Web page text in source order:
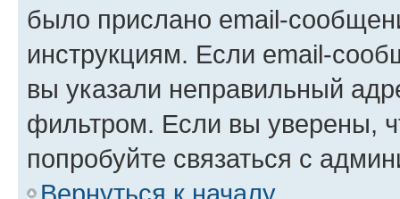
было прислано email-
инструкциям. Если email-
вы указали неправильный
фильтром. Если вы уверены,
попробуйте связаться с
Вернуться к началу